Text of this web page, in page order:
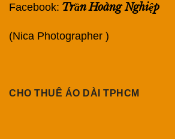
Facebook: Trần Hoàng Nghiệp
(Nica Photographer )
CHO THUÊ ÁO DÀI TPHCM